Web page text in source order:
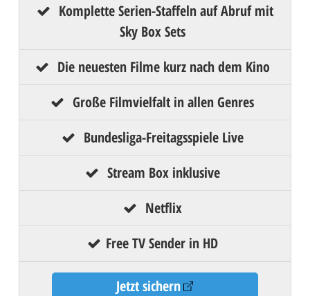
Komplette Serien-Staffeln auf Abruf mit
Sky Box Sets
Die neuesten Filme kurz nach dem Kino
Große Filmvielfalt in allen Genres
Bundesliga-Freitagsspiele Live
Stream Box inklusive
Netflix
Free TV Sender in HD
Jetzt sichern